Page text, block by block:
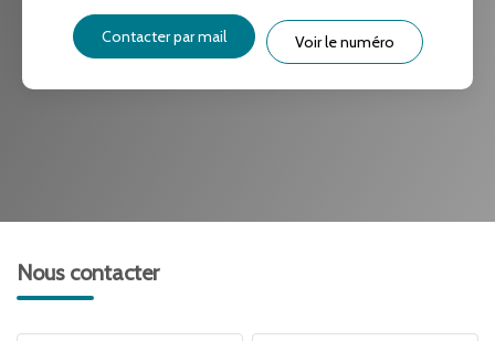
Contacter par mail Voir le numéro
Nous contacter